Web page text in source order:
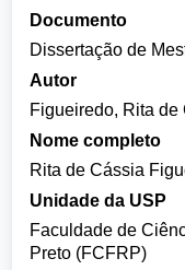
Documento
Dissertação de
Autor
Figueiredo, Rita de
Nome completo
Rita de Cássia
Unidade da USP
Faculdade de
Preto (FCFRP)